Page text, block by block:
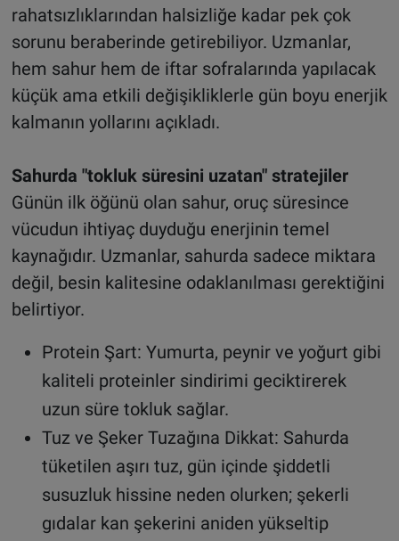
rahatsızlıklarından halsizliğe kadar pek çok
sorunu beraberinde getirebiliyor. Uzmanlar,
hem sahur hem de iftar sofralarında yapılacak
küçük ama etkili değişikliklerle gün boyu enerjik
kalmanın yollarını açıkladı.
Sahurda "tokluk süresini uzatan" stratejiler
Günün ilk öğünü olan sahur, oruç süresince
vücudun ihtiyaç duyduğu enerjinin temel
kaynağıdır. Uzmanlar, sahurda sadece miktara
değil, besin kalitesine odaklanılması gerektiğini
belirtiyor.
Protein Şart: Yumurta, peynir ve yoğurt gibi
kaliteli proteinler sindirimi geciktirerek
uzun süre tokluk sağlar.
Tuz ve Şeker Tuzağına Dikkat: Sahurda
tüketilen aşırı tuz, gün içinde şiddetli
susuzluk hissine neden olurken; şekerli
gıdalar kan şekerini aniden yükseltip